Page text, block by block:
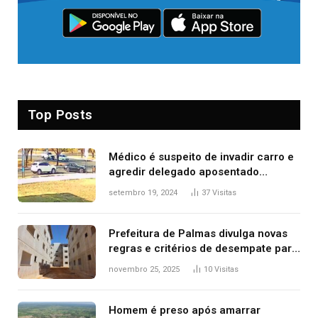
Top Posts
Médico é suspeito de invadir carro e
agredir delegado aposentado
durante confusão no trânsito
setembro 19, 2024 37 Visitas
Prefeitura de Palmas divulga novas
regras e critérios de desempate para
seleção de famílias no Minha Casa,
novembro 25, 2025 10 Visitas
Homem é preso após amarrar